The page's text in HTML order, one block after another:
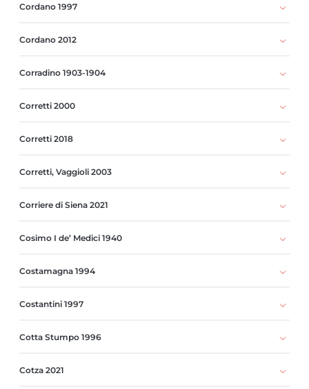
Cordano 1997
Cordano 2012
Corradino 1903-1904
Corretti 2000
Corretti 2018
Corretti, Vaggioli 2003
Corriere di Siena 2021
Cosimo I de’ Medici 1940
Costamagna 1994
Costantini 1997
Cotta Stumpo 1996
Cotza 2021